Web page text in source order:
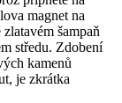
magnet na
šampaň
středu. Zdobení
kamenů
je zkrátka